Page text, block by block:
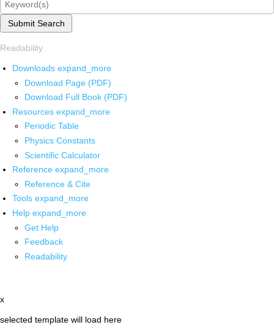
Submit Search
Readability
Downloads expand_more
Download Page (PDF)
Download Full Book (PDF)
Resources expand_more
Periodic Table
Physics Constants
Scientific Calculator
Reference expand_more
Reference & Cite
Tools expand_more
Help expand_more
Get Help
Feedback
Readability
x
selected template will load here